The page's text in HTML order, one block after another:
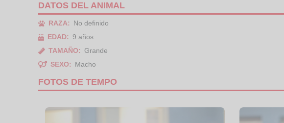
DATOS DEL ANIMAL
RAZA:
No definido
EDAD:
9 años
TAMAÑO:
Grande
SEXO:
Macho
FOTOS DE TEMPO